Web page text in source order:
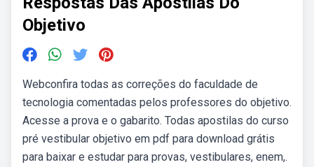
Objetivo
Webconfira todas as correções do faculdade de
tecnologia comentadas pelos professores do objetivo.
Acesse a prova e o gabarito. Todas apostilas do curso
pré vestibular objetivo em pdf para download grátis
para baixar e estudar para provas, vestibulares, enem,.